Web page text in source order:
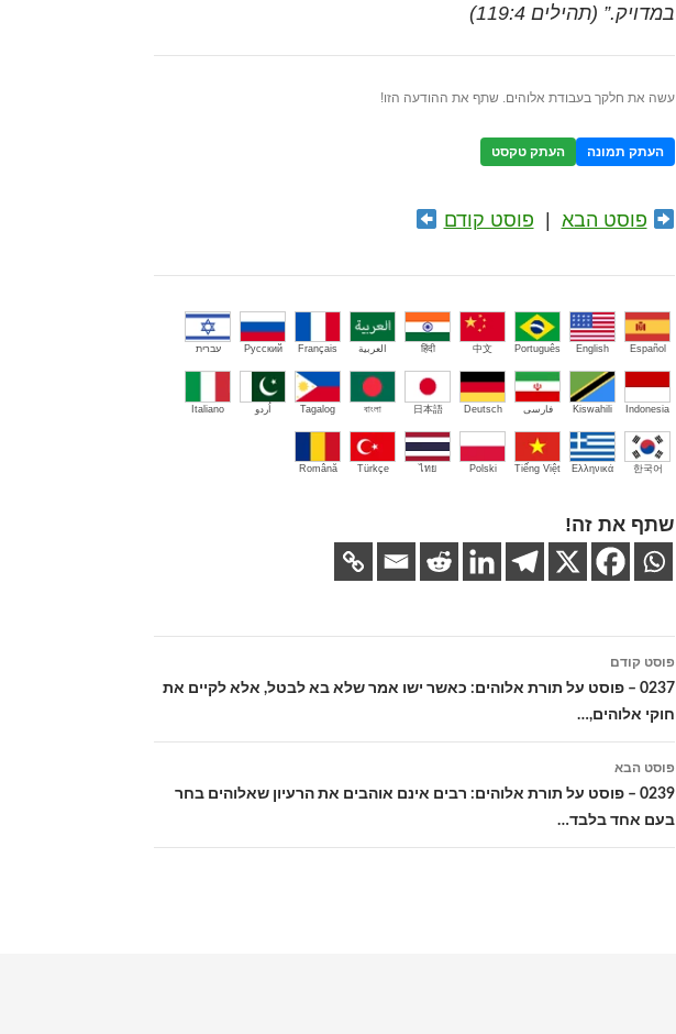
במדויק.” (תהילים 119:4)
עשה את חלקך בעבודת אלוהים. שתף את ההודעה הזו!
העתק תמונה העתק טקסט
פוסט הבא פוסט קודם
Español
English
Português
中文
हिंदी العربية Français
Русский עברית
Indonesia
Kiswahili فارسی Deutsch
日本語
বাংলা
Tagalog اُردو Italiano
한국어
Ελληνικά
Tiếng Việt
Polski
ไทย
Türkçe
Română
שתף את זה!
ניווט
בפוסטים
פוסט קודם
0237 – פוסט על תורת אלוהים: כאשר ישו אמר שלא בא לבטל, אלא לקיים את
חוקי אלוהים,…
פוסט הבא
0239 – פוסט על תורת אלוהים: רבים אינם אוהבים את הרעיון שאלוהים בחר
בעם אחד בלבד…